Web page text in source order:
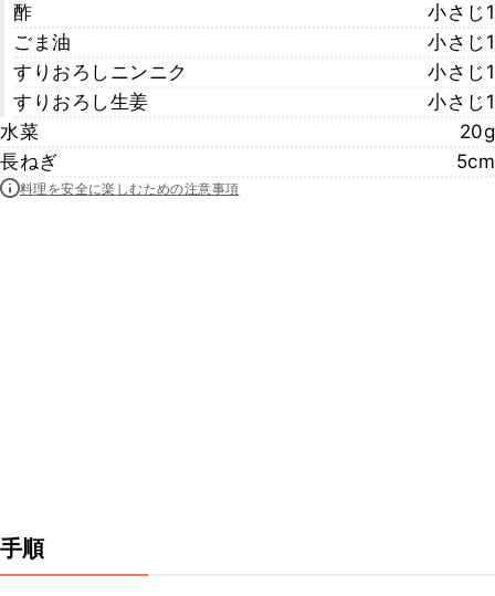
酢
小さじ1
ごま油
小さじ1
すりおろしニンニク
小さじ1
すりおろし生姜
小さじ1
水菜
20g
長ねぎ
5cm
料理を安全に楽しむための注意事項
手順